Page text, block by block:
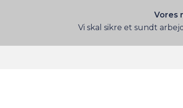
Vores
Vi skal sikre et sundt